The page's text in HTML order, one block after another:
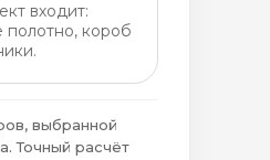
входит:
полотно, короб
выбранной
Точный расчёт